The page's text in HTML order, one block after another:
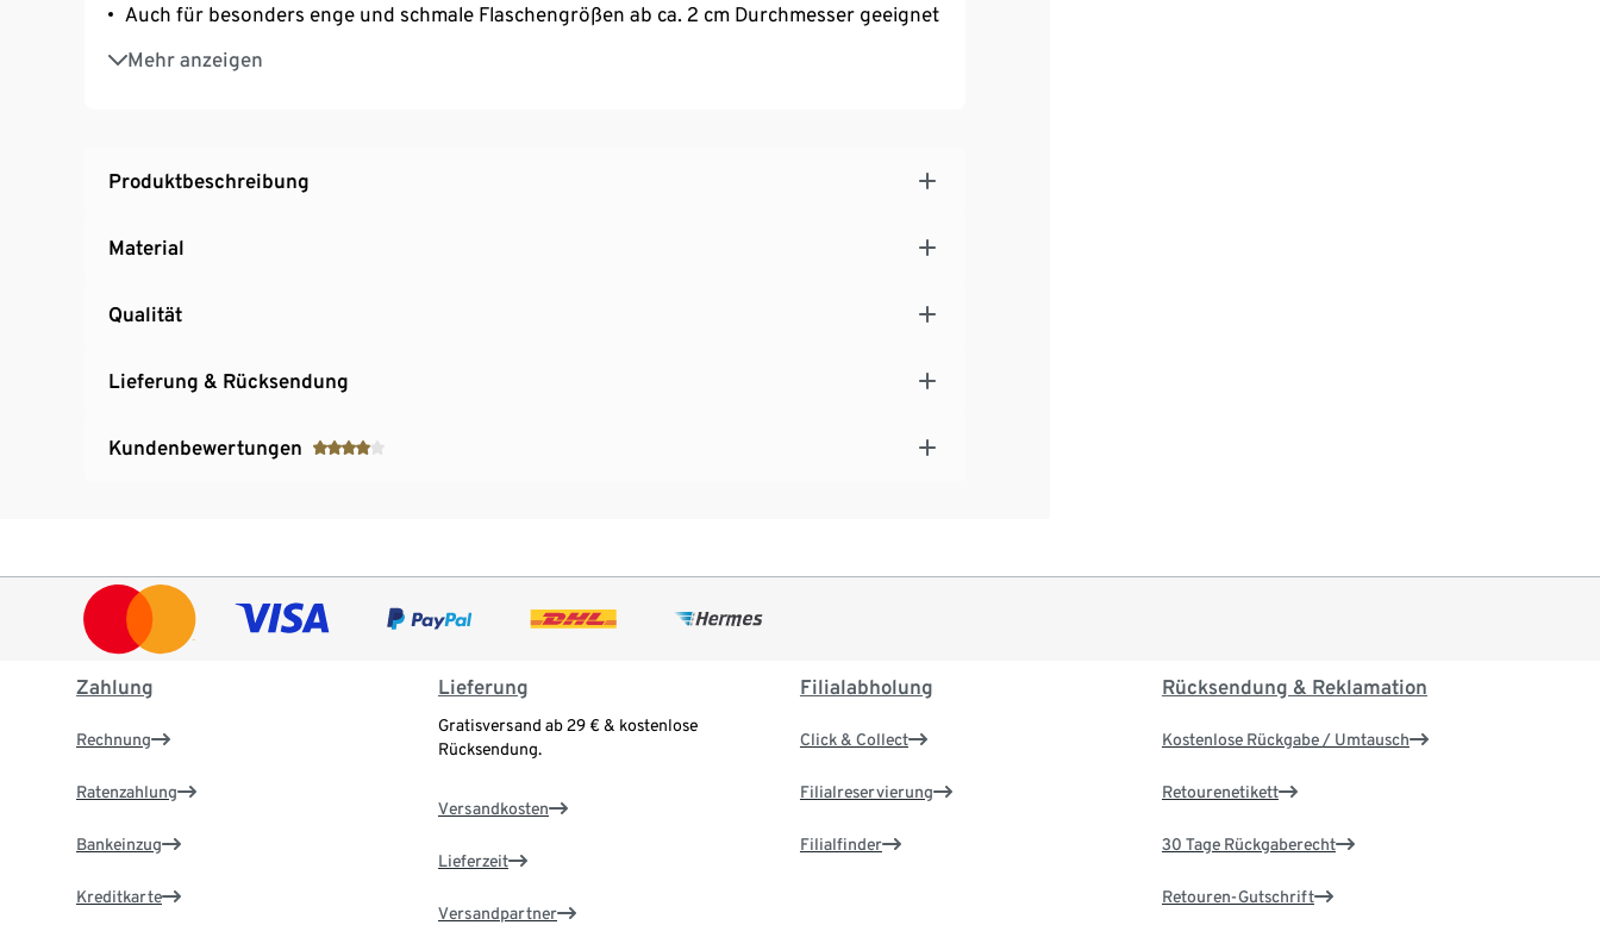
Auch für besonders enge und schmale Flaschengrößen ab ca. 2 cm Durchmesser geeignet
Mehr anzeigen
Ideal für Flaschen, Karaffen, Gläser, Babyflaschen, Tassen u.v.m.
Produktbeschreibung
Material
Qualität
Lieferung & Rücksendung
Kundenbewertungen
Zahlung
Rechnung
Ratenzahlung
Bankeinzug
Kreditkarte
Lieferung
Gratisversand ab 29 € & kostenlose
Rücksendung.
Versandkosten
Lieferzeit
Versandpartner
Filialabholung
Click & Collect
Filialreservierung
Filialfinder
Rücksendung & Reklamation
Kostenlose Rückgabe / Umtausch
Retourenetikett
30 Tage Rückgaberecht
Retouren-Gutschrift